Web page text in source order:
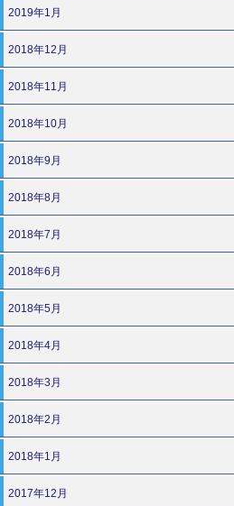
2019年1月
2018年12月
2018年11月
2018年10月
2018年9月
2018年8月
2018年7月
2018年6月
2018年5月
2018年4月
2018年3月
2018年2月
2018年1月
2017年12月